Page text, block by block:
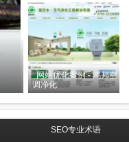
网站优化案例 - 鸿邦空
调净化
SEO专业术语